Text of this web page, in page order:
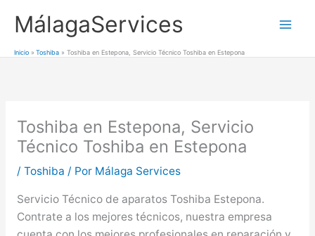
MálagaServices
Inicio Toshiba Toshiba en Estepona, Servicio Técnico Toshiba en Estepona
Toshiba en Estepona, Servicio
Técnico Toshiba en Estepona
/ Toshiba / Por Málaga Services
Servicio Técnico de aparatos Toshiba Estepona.
Contrate a los mejores técnicos, nuestra empresa